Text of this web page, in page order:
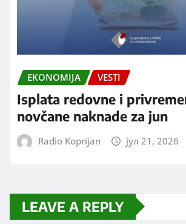
EKONOMIJA VESTI
Isplata redovne i
novčane naknade za jun
Radio Koprijan јул 21, 2026
LEAVE A REPLY